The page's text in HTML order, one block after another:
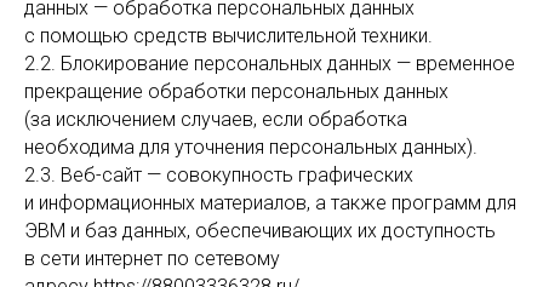
данных — обработка персональных данных
с помощью средств вычислительной техники.
2.2. Блокирование персональных данных — временное
прекращение обработки персональных данных
(за исключением случаев, если обработка
необходима для уточнения персональных данных).
2.3. Веб-сайт — совокупность графических
и информационных материалов, а также программ для
ЭВМ и баз данных, обеспечивающих их доступность
в сети интернет по сетевому